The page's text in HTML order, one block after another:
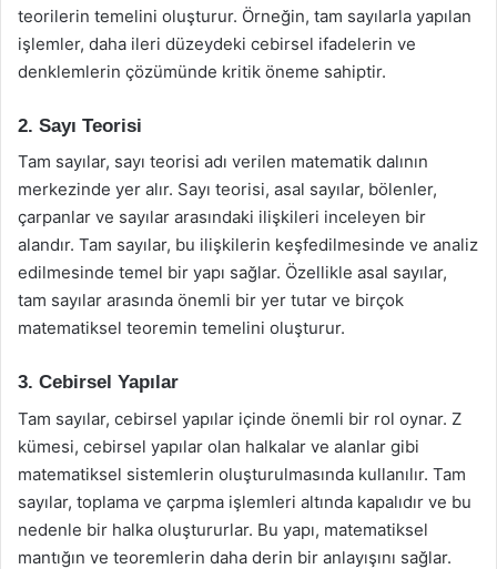
teorilerin temelini oluşturur. Örneğin, tam sayılarla yapılan
işlemler, daha ileri düzeydeki cebirsel ifadelerin ve
denklemlerin çözümünde kritik öneme sahiptir.
2. Sayı Teorisi
Tam sayılar, sayı teorisi adı verilen matematik dalının
merkezinde yer alır. Sayı teorisi, asal sayılar, bölenler,
çarpanlar ve sayılar arasındaki ilişkileri inceleyen bir
alandır. Tam sayılar, bu ilişkilerin keşfedilmesinde ve analiz
edilmesinde temel bir yapı sağlar. Özellikle asal sayılar,
tam sayılar arasında önemli bir yer tutar ve birçok
matematiksel teoremin temelini oluşturur.
3. Cebirsel Yapılar
Tam sayılar, cebirsel yapılar içinde önemli bir rol oynar. Z
kümesi, cebirsel yapılar olan halkalar ve alanlar gibi
matematiksel sistemlerin oluşturulmasında kullanılır. Tam
sayılar, toplama ve çarpma işlemleri altında kapalıdır ve bu
nedenle bir halka oluştururlar. Bu yapı, matematiksel
mantığın ve teoremlerin daha derin bir anlayışını sağlar.